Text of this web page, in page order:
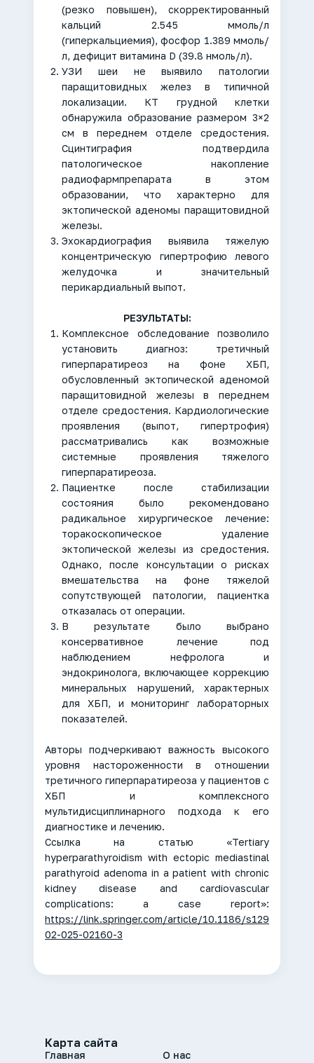
(резко повышен), скорректированный
кальций 2.545 ммоль/л
(гиперкальциемия), фосфор 1.389 ммоль/
л, дефицит витамина D (39.8 нмоль/л).
УЗИ шеи не выявило патологии
паращитовидных желез в типичной
локализации. КТ грудной клетки
обнаружила образование размером 3×2
см в переднем отделе средостения.
Сцинтиграфия подтвердила
патологическое накопление
радиофармпрепарата в этом
образовании, что характерно для
эктопической аденомы паращитовидной
железы.
Эхокардиография выявила тяжелую
концентрическую гипертрофию левого
желудочка и значительный
перикардиальный выпот.
РЕЗУЛЬТАТЫ:
Комплексное обследование позволило
установить диагноз: третичный
гиперпаратиреоз на фоне ХБП,
обусловленный эктопической аденомой
паращитовидной железы в переднем
отделе средостения. Кардиологические
проявления (выпот, гипертрофия)
рассматривались как возможные
системные проявления тяжелого
гиперпаратиреоза.
Пациентке после стабилизации
состояния было рекомендовано
радикальное хирургическое лечение:
торакоскопическое удаление
эктопической железы из средостения.
Однако, после консультации о рисках
вмешательства на фоне тяжелой
сопутствующей патологии, пациентка
отказалась от операции.
В результате было выбрано
консервативное лечение под
наблюдением нефролога и
эндокринолога, включающее коррекцию
минеральных нарушений, характерных
для ХБП, и мониторинг лабораторных
показателей.
Авторы подчеркивают важность высокого
уровня настороженности в отношении
третичного гиперпаратиреоза у пациентов с
ХБП и комплексного
мультидисциплинарного подхода к его
диагностике и лечению.
Ссылка на статью «Tertiary
hyperparathyroidism with ectopic mediastinal
parathyroid adenoma in a patient with chronic
kidney disease and cardiovascular
complications: a case report»:
https://link.springer.com/article/10.1186/s129
02-025-02160-3
Карта сайта
Главная
О нас